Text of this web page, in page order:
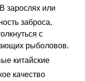
зарослях или
заброса,
с
рыболовов.
китайские
качество